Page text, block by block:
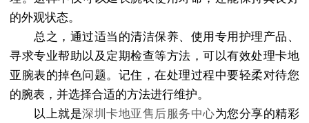
的外观状态。
总之，通过适当的清洁保养、使用专用护理产品、
寻求专业帮助以及定期检查等方法，可以有效处理卡地
亚腕表的掉色问题。记住，在处理过程中要轻柔对待您
的腕表，并选择合适的方法进行维护。
以上就是深圳卡地亚售后服务中心为您分享的精彩